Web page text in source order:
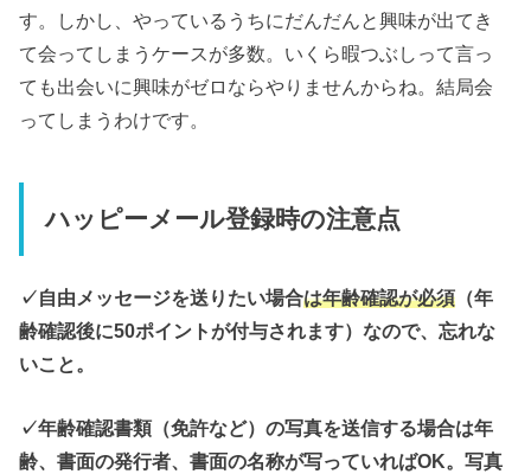
す。しかし、やっているうちにだんだんと興味が出てき
て会ってしまうケースが多数。いくら暇つぶしって言っ
ても出会いに興味がゼロならやりませんからね。結局会
ってしまうわけです。
ハッピーメール登録時の注意点
✓自由メッセージを送りたい場合は年齢確認が必須 （年
齢確認後に50ポイントが付与されます）なので、忘れな
いこと。
✓年齢確認書類（免許など）の写真を送信する場合は年
齢、書面の発行者、書面の名称が写っていればOK。写真